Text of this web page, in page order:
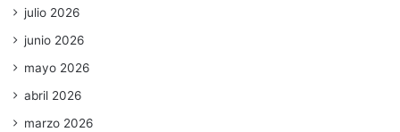
julio 2026
junio 2026
mayo 2026
abril 2026
marzo 2026